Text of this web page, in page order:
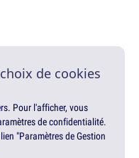
de cookies
Pour l'afficher, vous
de confidentialité.
"Paramètres de Gestion